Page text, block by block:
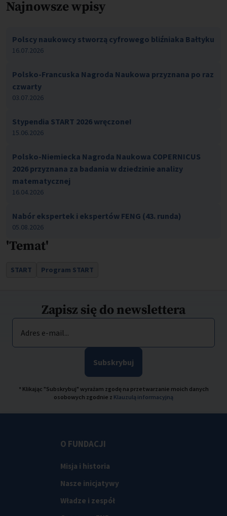
Najnowsze wpisy
Polscy naukowcy stworzą cyfrowego bliźniaka Bałtyku
16.07.2026
Polsko-Francuska Nagroda Naukowa przyznana po raz
czwarty
03.07.2026
Stypendia START 2026 wręczone!
15.06.2026
Polsko-Niemiecka Nagroda Naukowa COPERNICUS
2026 przyznana za badania w dziedzinie analizy
matematycznej
16.04.2026
Nabór ekspertek i ekspertów FENG (43. runda)
05.08.2026
'Temat'
START Program START
Zapisz się do newslettera
Adres e-mail...
Subskrybuj
* Klikając "Subskrybuj" wyrażam zgodę na przetwarzanie moich danych
osobowych zgodnie z Klauzulą informacyjną
O FUNDACJI
Misja i historia
Nasze inicjatywy
Władze i zespół